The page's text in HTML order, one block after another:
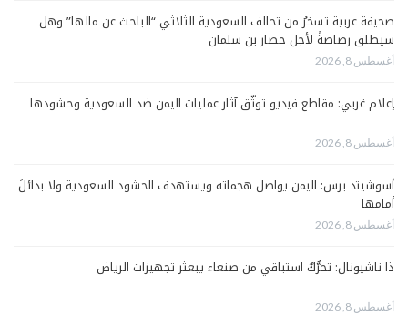
صحيفة عربية تسخرُ من تحالف السعودية الثلاثي “الباحث عن مالها” وهل
سيطلق رصاصةً لأجل حصار بن سلمان
أغسطس 8, 2026
إعلام غربي: مقاطع فيديو توثّق آثار عمليات اليمن ضد السعودية وحشودها
أغسطس 8, 2026
أسوشيتد برس: اليمن يواصل هجماته ويستهدف الحشود السعودية ولا بدائلَ
أمامها
أغسطس 8, 2026
ذا ناشيونال: تحرُّكٌ استباقي من صنعاء يبعثر تجهيزات الرياض
أغسطس 8, 2026